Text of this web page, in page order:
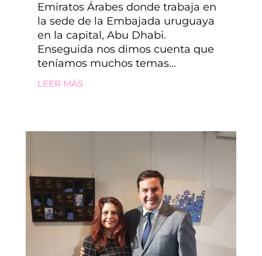
Emiratos Árabes donde trabaja en
la sede de la Embajada uruguaya
en la capital, Abu Dhabi.
Enseguida nos dimos cuenta que
teníamos muchos temas...
LEER MÁS